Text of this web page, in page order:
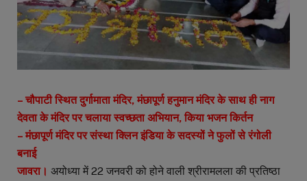
– चौपाटी स्थित दुर्गामाता मंदिर, मंछापूर्ण हनुमान मंदिर के साथ ही नाग
देवता के मंदिर पर चलाया स्वच्छता अभियान, किया भजन किर्तन
– मंछापूर्ण मंदिर पर संस्था क्लिन इंडिया के सदस्यों ने फुलों से रंगोली
बनाई
जावरा। अयोध्या में 22 जनवरी को होने वाली श्रीरामलला की प्रतिष्ठा